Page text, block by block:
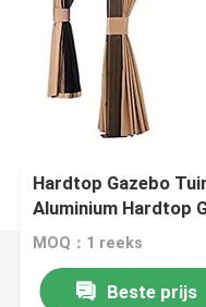
Hardtop Gazebo
Aluminium Hardtop
MOQ：1 reeks
Beste prijs